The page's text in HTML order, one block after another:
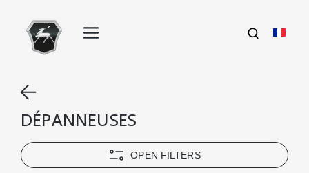
DÉPANNEUSES
OPEN FILTERS